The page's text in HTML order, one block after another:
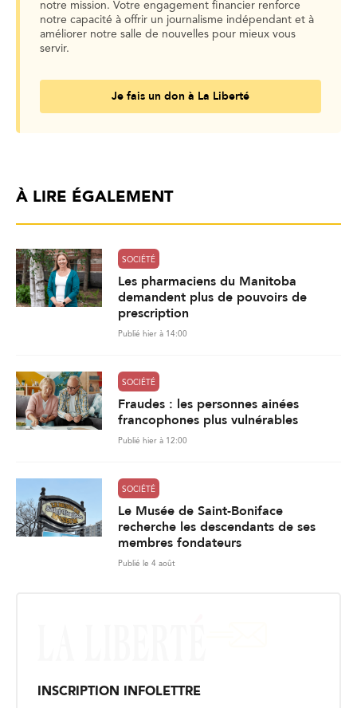
notre mission. Votre engagement financier renforce
notre capacité à offrir un journalisme indépendant et à
améliorer notre salle de nouvelles pour mieux vous
servir.
Je fais un don à La Liberté
À LIRE ÉGALEMENT
SOCIÉTÉ
Les pharmaciens du Manitoba
demandent plus de pouvoirs de
prescription
Publié hier à 14:00
SOCIÉTÉ
Fraudes : les personnes ainées
francophones plus vulnérables
Publié hier à 12:00
SOCIÉTÉ
Le Musée de Saint-Boniface
recherche les descendants de ses
membres fondateurs
Publié le 4 août
INSCRIPTION INFOLETTRE